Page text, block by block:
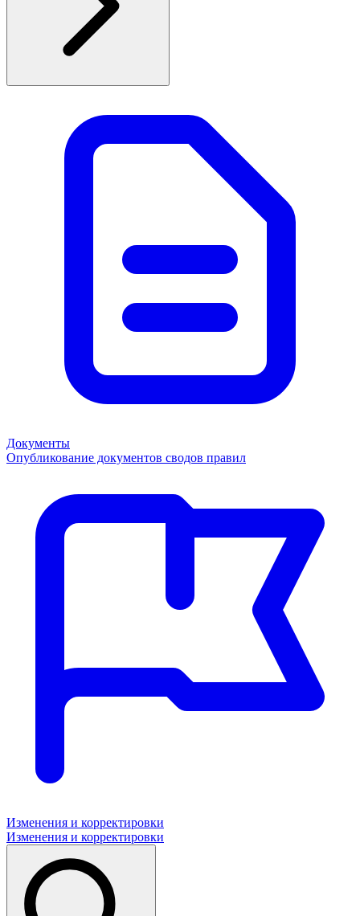
Документы
Опубликование документов сводов правил
Изменения и корректировки
Изменения и корректировки